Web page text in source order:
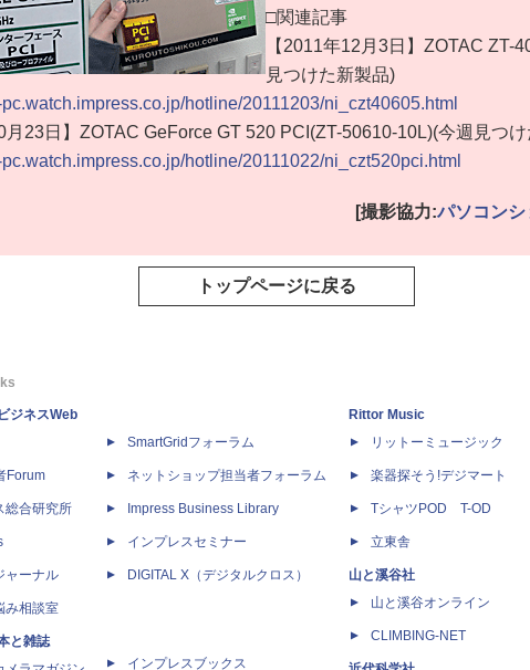
□関連記事
【2011年12月3日】ZOTAC ZT-
見つけた新製品)
hotline/20111203/ni_czt40605.html
月23日】ZOTAC GeForce GT 520 PCI(ZT-50610-10L)(今週見つ
hotline/20111022/ni_czt520pci.html
[撮影協力:パソコンシ
トップページに戻る
ジネスWeb
Forum
総合研究所
ャーナル
み相談室
と雑誌
SmartGridフォーラム
ネットショップ担当者フォーラム
Impress Business Library
インプレスセミナー
DIGITAL X（デジタルクロス）
インプレスブックス
Rittor Music
リットーミュージック
楽器探そう!デジマート
TシャツPOD T-OD
立東舎
山と溪谷社
山と溪谷オンライン
CLIMBING-NET